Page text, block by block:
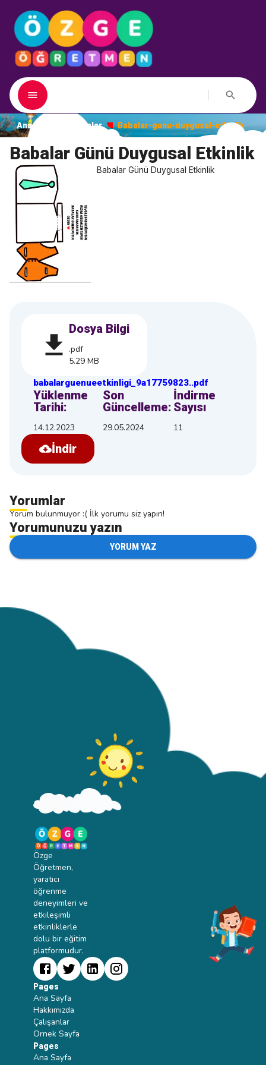
Ana Sayfa Dosyalar Babalar-gunu-duygusal-etkinlik
Babalar Günü Duygusal Etkinlik
Babalar Günü Duygusal Etkinlik
Dosya Bilgi
.pdf
5.29 MB
babalarguenueetkinligi_9a17759823..pdf
Yüklenme
Tarihi:
14.12.2023
Son
Güncelleme:
29.05.2024
İndirme
Sayısı
11
İndir
Yorumlar
Yorum bulunmuyor :( İlk yorumu siz yapın!
Yorumunuzu yazın
YORUM YAZ
Özge
Öğretmen,
yaratıcı
öğrenme
deneyimleri ve
etkileşimli
etkinliklerle
dolu bir eğitim
platformudur.
Pages
Ana Sayfa
Hakkımızda
Çalışanlar
Ornek Sayfa
Pages
Ana Sayfa